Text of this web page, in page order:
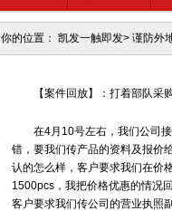
你的位置： 凯发一触即发> 谨防外
【案件回放】：打着部队采
在4月10号左右，我们公司
错，要我们传产品的资料及报价
认的怎么样，客户要求我们在价
1500pcs，我把价格优惠的情况
客户要求我们传公司的营业执照